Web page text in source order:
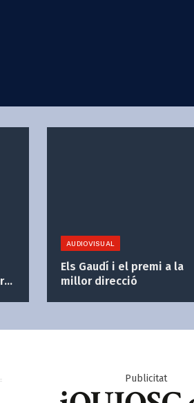
AUDIOVISUAL
Els Gaudí i el premi a la
millor direcció
Publicitat